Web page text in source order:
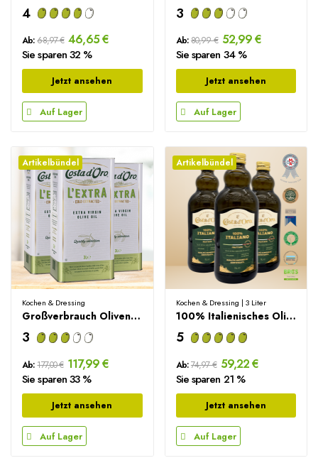
4
Ab: 68,97 € 46,65 €
Sie sparen 32 %
Jetzt ansehen
Auf Lager
3
Ab: 80,99 € 52,99 €
Sie sparen 34 %
Jetzt ansehen
Auf Lager
Artikelbündel
Kochen & Dressing
Großverbrauch Olivenöl Sparpaket – 9L
3
Ab: 177,00 € 117,99 €
Sie sparen 33 %
Jetzt ansehen
Auf Lager
Artikelbündel
Kochen & Dressing | 3 Liter
100% Italienisches Olivenöl Sparpaket – 3 Liter
5
Ab: 74,97 € 59,22 €
Sie sparen 21 %
Jetzt ansehen
Auf Lager